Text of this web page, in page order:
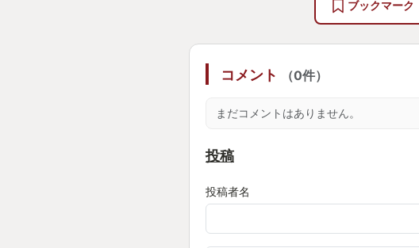
けるに違いありません
XboxGAME PASSに登場したのが
ですが
ブックマーク
コメント （0件）
まだコメントはありません。
投稿
投稿者名